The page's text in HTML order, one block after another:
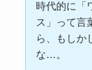
時代的に「
ス」って言
ら、もしか
な…。